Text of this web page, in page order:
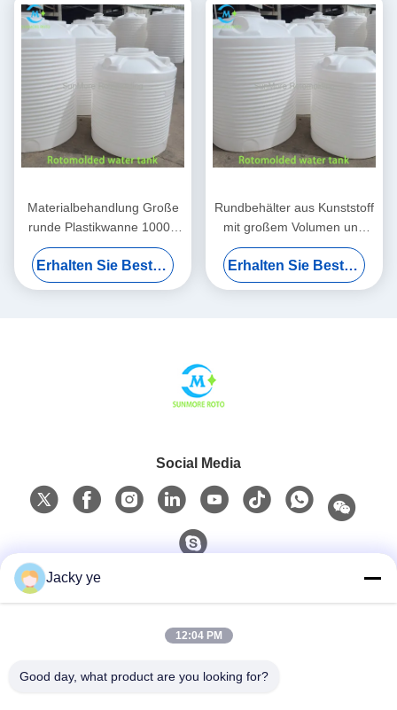
Materialbehandlung Große
runde Plastikwanne 1000L
für industrielle Systeme
Erhalten Sie Besten Preis
Rundbehälter aus Kunststoff
mit großem Volumen und
rotationsgeformter LLDPE-
Struktur mit 500 l
Fassungsvermögen
Erhalten Sie Besten Preis
Social Media
Jacky ye
12:04 PM
Good day, what product are you looking for?